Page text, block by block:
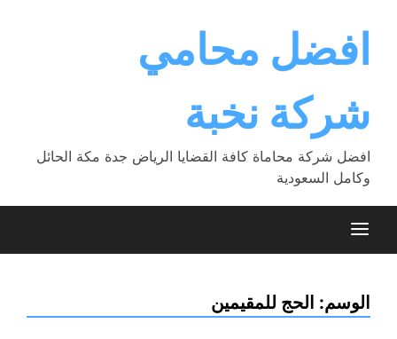
contentافضل محامي
شركة نخبة
افضل شركة محاماة كافة القضايا الرياض جدة مكة الحائل
وكامل السعودية
الوسم: الحج للمقيمين